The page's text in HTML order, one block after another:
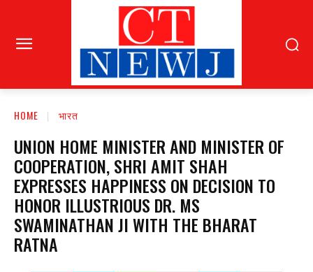
HOME भारत
UNION HOME MINISTER AND MINISTER OF
COOPERATION, SHRI AMIT SHAH
EXPRESSES HAPPINESS ON DECISION TO
HONOR ILLUSTRIOUS DR. MS
SWAMINATHAN JI WITH THE BHARAT
RATNA